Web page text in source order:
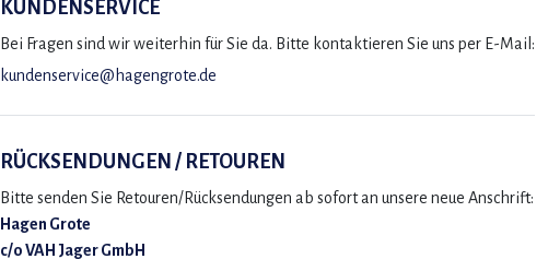
KUNDENSERVICE
Bei Fragen sind wir weiterhin für Sie da. Bitte kontaktieren Sie uns per E-Mail:
kundenservice@hagengrote.de
RÜCKSENDUNGEN / RETOUREN
Bitte senden Sie Retouren/Rücksendungen ab sofort an unsere neue Anschrift:
Hagen Grote
c/o VAH Jager GmbH